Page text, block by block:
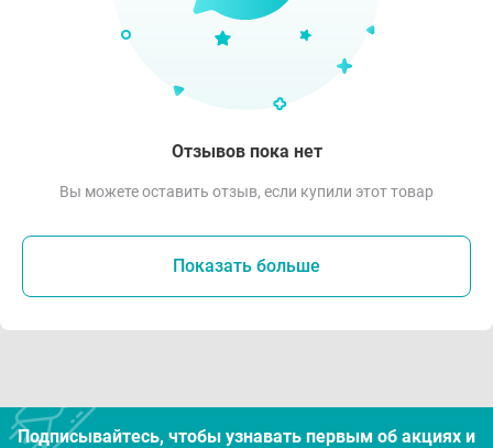
Отзывов пока нет
Вы можете оставить отзыв, если купили этот товар
Показать больше
Подписывайтесь, чтобы узнавать первым об акцияx и